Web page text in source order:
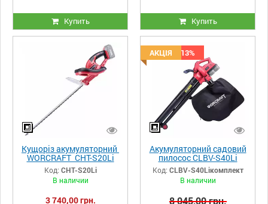
Купить Купить
Кущоріз акумуляторний
WORCRAFT CHT-S20Li
Код: CHT-S20Li
В наличии
3 740,00 грн.
Скидка -13%
АКЦІЯ
Акумуляторний садовий
пилосос CLBV-S40Li
комплект
Код: CLBV-S40Liкомплект
В наличии
8 045,00 грн.